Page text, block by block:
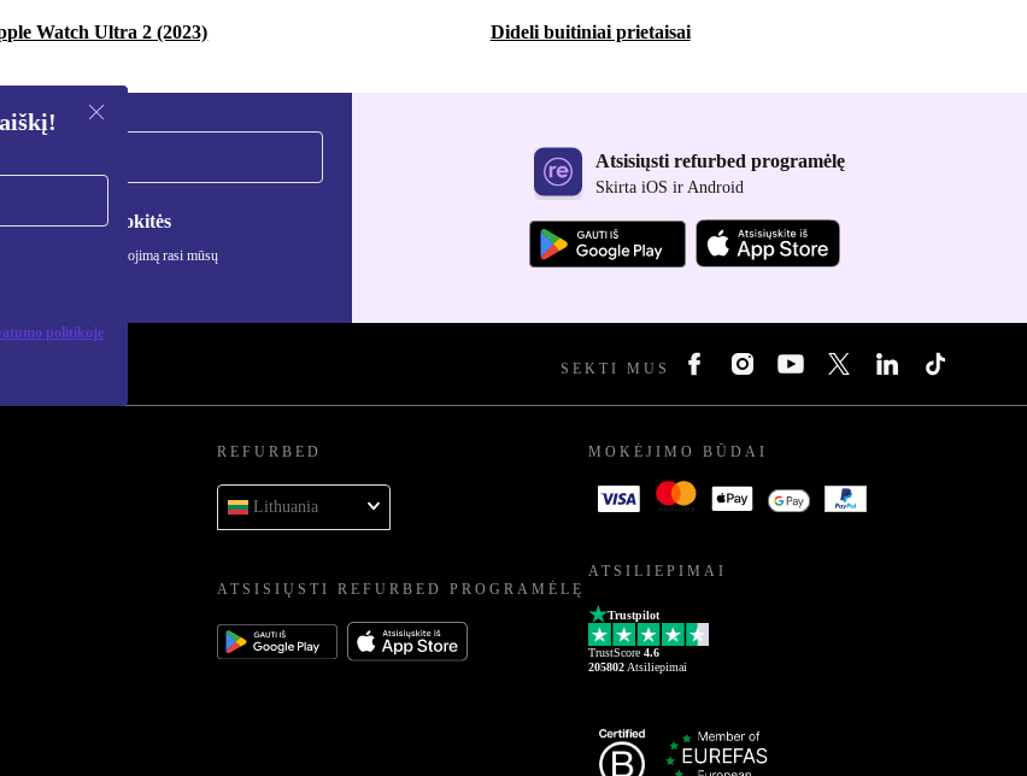
Watch Ultra 2 (2023) Dideli buitiniai prietaisai
politikoje
Registruokitės
duomenų naudojimą rasi mūsų
Atsisiųsti refurbed programėlę
Skirta iOS ir Android
SEKTI MUS
REFURBED
Lithuania
ATSISIŲSTI REFURBED PROGRAMĖLĘ
MOKĖJIMO BŪDAI
ATSILIEPIMAI
Trustpilot
TrustScore 4.6
205802 Atsiliepimai